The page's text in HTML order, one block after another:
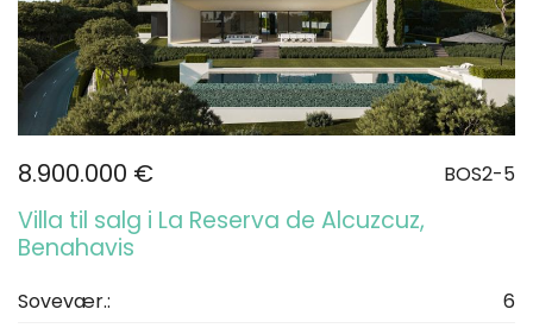
8.900.000 € BOS2-5
Villa til salg i La Reserva de Alcuzcuz,
Benahavis
Sovevær.:
6